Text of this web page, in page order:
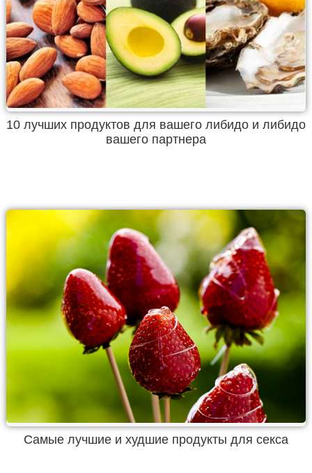
10 лучших продуктов для вашего либидо и либидо
вашего партнера
Самые лучшие и худшие продукты для секса